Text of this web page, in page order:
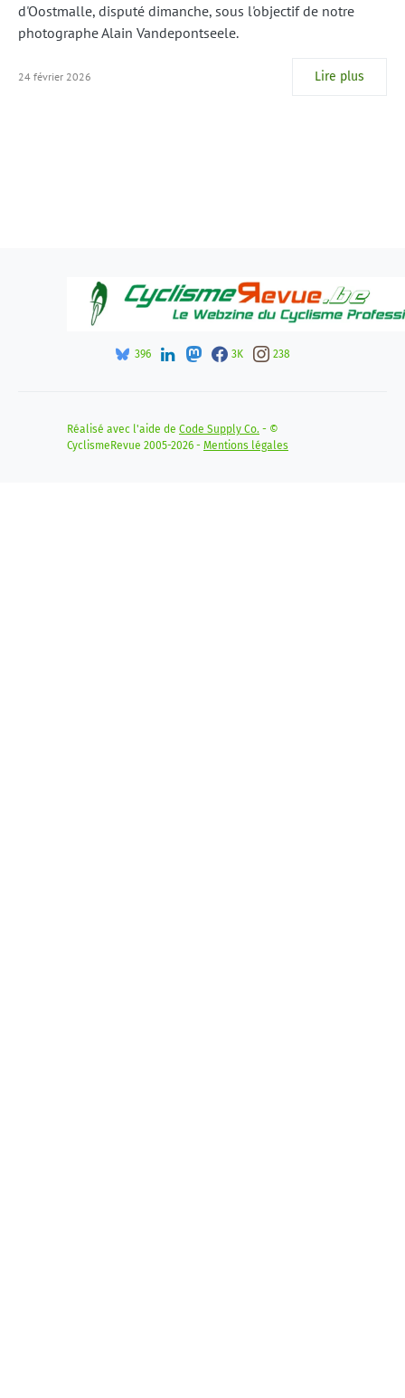
d'Oostmalle, disputé dimanche, sous l'objectif de notre
photographe Alain Vandepontseele.
24 février 2026 Lire plus
396 3K 238
Réalisé avec l'aide de Code Supply Co. - ©
CyclismeRevue 2005-2026 - Mentions légales